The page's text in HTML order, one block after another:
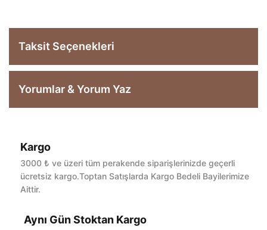
Taksit Seçenekleri
Yorumlar & Yorum Yaz
Bu ürüne ilk yorumu siz yapın!
Kargo
3000 ₺ ve üzeri tüm perakende siparişlerinizde geçerli
ücretsiz kargo.Toptan Satışlarda Kargo Bedeli Bayilerimize
Aittir.
Aynı Gün Stoktan Kargo